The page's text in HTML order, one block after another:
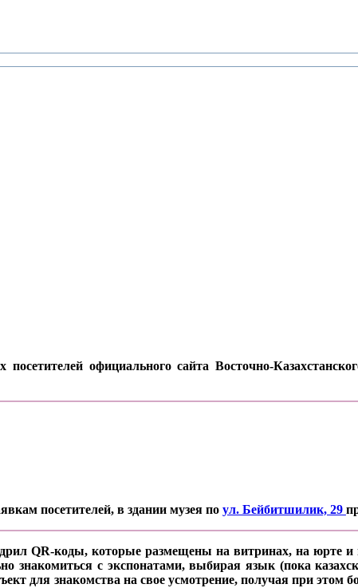
официального сайта Восточно-
посетителей, в здании музея по ул. Бейбитшилик, 29
QR-коды, которые размещены на витринах, на юрте и
знакомиться с экспонатами, выбирая язык (пока
для знакомства на свое усмотрение, получая при